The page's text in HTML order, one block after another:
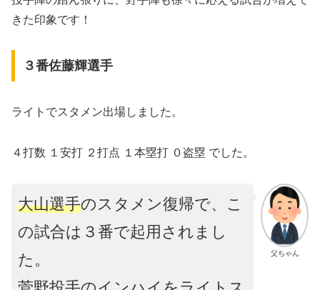
きた印象です！
３番佐藤輝選手
ライトでスタメン出場しました。
４打数 １安打 ２打点 １本塁打 ０盗塁 でした。
父ちゃん
大山選手のスタメン復帰で、こ
の試合は３番で起用されまし
た。